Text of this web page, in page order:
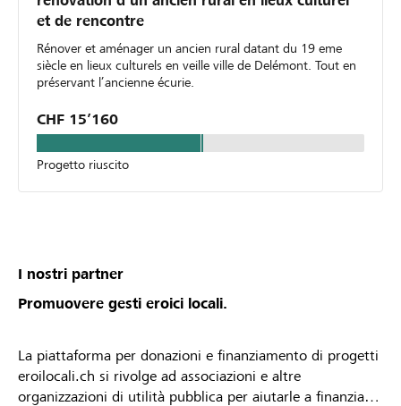
et de rencontre
Rénover et aménager un ancien rural datant du 19 eme
siècle en lieux culturels en veille ville de Delémont. Tout en
préservant l’ancienne écurie.
CHF 15’160
Progetto riuscito
I nostri partner
Promuovere gesti eroici locali.
La piattaforma per donazioni e finanziamento di progetti
eroilocali.ch si rivolge ad associazioni e altre
organizzazioni di utilità pubblica per aiutarle a finanziare